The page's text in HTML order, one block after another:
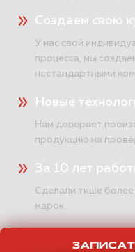
Создаем свою
У нас свой
процесса, мы
нестандартными
Новые
Нам доверяет
продукцию на
За 10 лет
Сделали тише
марок